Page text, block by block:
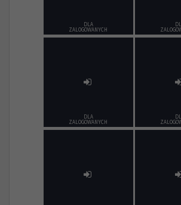
DLA
ZALOGOWANYCH
DLA
ZALOGOWANYCH